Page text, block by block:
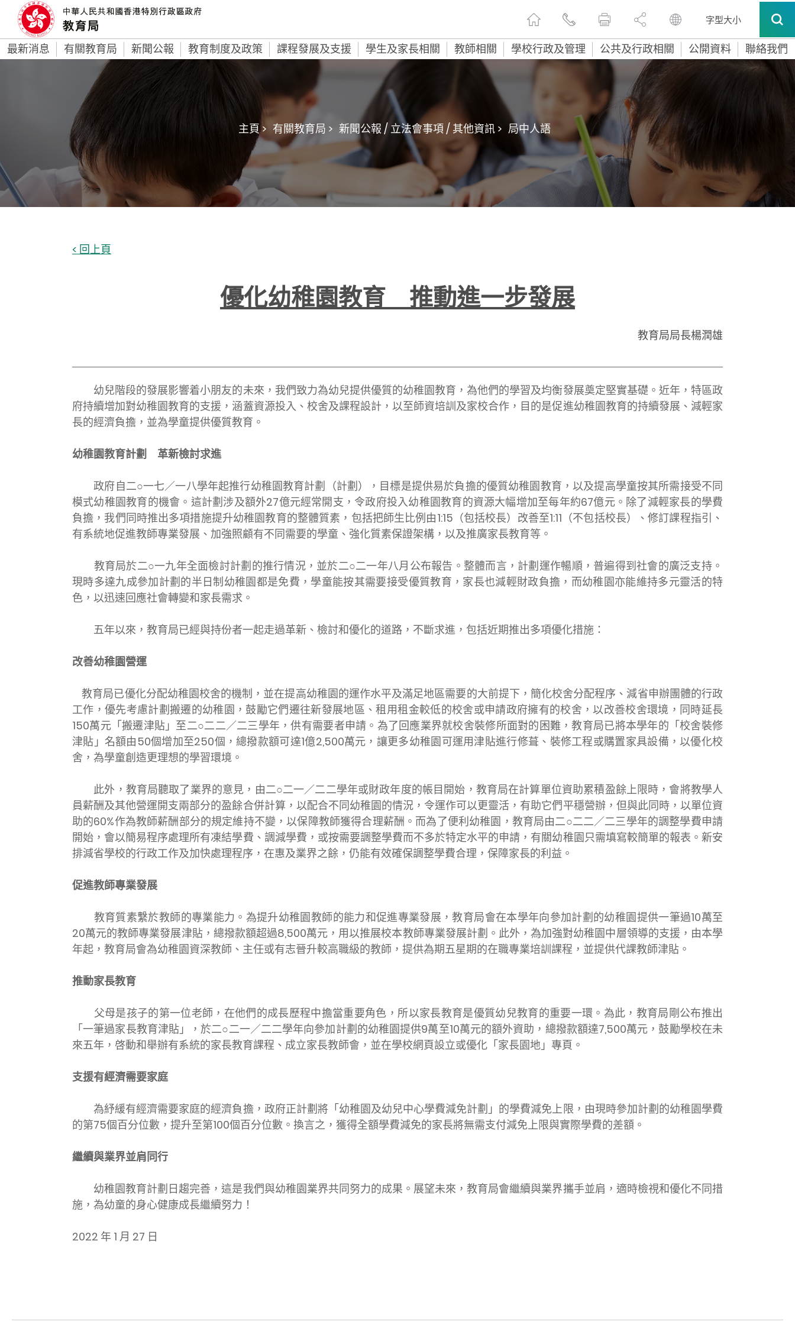
字型大小
最新消息 有關教育局 新聞公報 教育制度及政策 課程發展及支援 學生及家長相關 教師相關 學校行政及管理 公共及行政相關 公開資料 聯絡我們
主頁 > 有關教育局 > 新聞公報 / 立法會事項 / 其他資訊 > 局中人語
< 回上頁
優化幼稚園教育 推動進一步發展
教育局局長楊潤雄
幼兒階段的發展影響着小朋友的未來，我們致力為幼兒提供優質的幼稚園教育，為他們的學習及均衡發展奠定堅實基礎。近年，特區政
府持續增加對幼稚園教育的支援，涵蓋資源投入、校舍及課程設計，以至師資培訓及家校合作，目的是促進幼稚園教育的持續發展、減輕家
長的經濟負擔，並為學童提供優質教育。
幼稚園教育計劃 革新檢討求進
政府自二○一七／一八學年起推行幼稚園教育計劃（計劃），目標是提供易於負擔的優質幼稚園教育，以及提高學童按其所需接受不同
模式幼稚園教育的機會。這計劃涉及額外27億元經常開支，令政府投入幼稚園教育的資源大幅增加至每年約67億元。除了減輕家長的學費
負擔，我們同時推出多項措施提升幼稚園教育的整體質素，包括把師生比例由1:15（包括校長）改善至1:11（不包括校長）、修訂課程指引、
有系統地促進教師專業發展、加強照顧有不同需要的學童、強化質素保證架構，以及推廣家長教育等。
教育局於二○一九年全面檢討計劃的推行情況，並於二○二一年八月公布報告。整體而言，計劃運作暢順，普遍得到社會的廣泛支持。
現時多達九成參加計劃的半日制幼稚園都是免費，學童能按其需要接受優質教育，家長也減輕財政負擔，而幼稚園亦能維持多元靈活的特
色，以迅速回應社會轉變和家長需求。
五年以來，教育局已經與持份者一起走過革新、檢討和優化的道路，不斷求進，包括近期推出多項優化措施：
改善幼稚園營運
教育局已優化分配幼稚園校舍的機制，並在提高幼稚園的運作水平及滿足地區需要的大前提下，簡化校舍分配程序、減省申辦團體的行政
工作，優先考慮計劃搬遷的幼稚園，鼓勵它們遷往新發展地區、租用租金較低的校舍或申請政府擁有的校舍，以改善校舍環境，同時延長
150萬元「搬遷津貼」至二○二二／二三學年，供有需要者申請。為了回應業界就校舍裝修所面對的困難，教育局已將本學年的「校舍裝修
津貼」名額由50個增加至250個，總撥款額可達1億2,500萬元，讓更多幼稚園可運用津貼進行修葺、裝修工程或購置家具設備，以優化校
舍，為學童創造更理想的學習環境。
此外，教育局聽取了業界的意見，由二○二一／二二學年或財政年度的帳目開始，教育局在計算單位資助累積盈餘上限時，會將教學人
員薪酬及其他營運開支兩部分的盈餘合併計算，以配合不同幼稚園的情況，令運作可以更靈活，有助它們平穩營辦，但與此同時，以單位資
助的60%作為教師薪酬部分的規定維持不變，以保障教師獲得合理薪酬。而為了便利幼稚園，教育局由二○二二／二三學年的調整學費申請
開始，會以簡易程序處理所有凍結學費、調減學費，或按需要調整學費而不多於特定水平的申請，有關幼稚園只需填寫較簡單的報表。新安
排減省學校的行政工作及加快處理程序，在惠及業界之餘，仍能有效確保調整學費合理，保障家長的利益。
促進教師專業發展
教育質素繫於教師的專業能力。為提升幼稚園教師的能力和促進專業發展，教育局會在本學年向參加計劃的幼稚園提供一筆過10萬至
20萬元的教師專業發展津貼，總撥款額超過8,500萬元，用以推展校本教師專業發展計劃。此外，為加強對幼稚園中層領導的支援，由本學
年起，教育局會為幼稚園資深教師、主任或有志晉升較高職級的教師，提供為期五星期的在職專業培訓課程，並提供代課教師津貼。
推動家長教育
父母是孩子的第一位老師，在他們的成長歷程中擔當重要角色，所以家長教育是優質幼兒教育的重要一環。為此，教育局剛公布推出
「一筆過家長教育津貼」，於二○二一／二二學年向參加計劃的幼稚園提供9萬至10萬元的額外資助，總撥款額達7,500萬元，鼓勵學校在未
來五年，啓動和舉辦有系統的家長教育課程、成立家長教師會，並在學校網頁設立或優化「家長園地」專頁。
支援有經濟需要家庭
為紓緩有經濟需要家庭的經濟負擔，政府正計劃將「幼稚園及幼兒中心學費減免計劃」的學費減免上限，由現時參加計劃的幼稚園學費
的第75個百分位數，提升至第100個百分位數。換言之，獲得全額學費減免的家長將無需支付減免上限與實際學費的差額。
繼續與業界並肩同行
幼稚園教育計劃日趨完善，這是我們與幼稚園業界共同努力的成果。展望未來，教育局會繼續與業界攜手並肩，適時檢視和優化不同措
施，為幼童的身心健康成長繼續努力！
2022 年 1 月 27 日